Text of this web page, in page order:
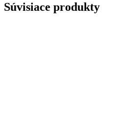
Súvisiace produkty